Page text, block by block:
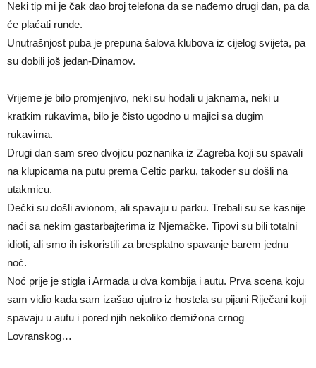
Neki tip mi je čak dao broj telefona da se nađemo drugi dan, pa da
će plaćati runde.
Unutrašnjost puba je prepuna šalova klubova iz cijelog svijeta, pa
su dobili još jedan-Dinamov.
Vrijeme je bilo promjenjivo, neki su hodali u jaknama, neki u
kratkim rukavima, bilo je čisto ugodno u majici sa dugim
rukavima.
Drugi dan sam sreo dvojicu poznanika iz Zagreba koji su spavali
na klupicama na putu prema Celtic parku, također su došli na
utakmicu.
Dečki su došli avionom, ali spavaju u parku. Trebali su se kasnije
naći sa nekim gastarbajterima iz Njemačke. Tipovi su bili totalni
idioti, ali smo ih iskoristili za bresplatno spavanje barem jednu
noć.
Noć prije je stigla i Armada u dva kombija i autu. Prva scena koju
sam vidio kada sam izašao ujutro iz hostela su pijani Riječani koji
spavaju u autu i pored njih nekoliko demižona crnog
Lovranskog…